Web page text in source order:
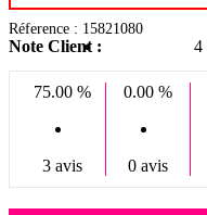
Réference : 15821080
Note Client : 4
75.00 %
3 avis
0.00 %
0 avis